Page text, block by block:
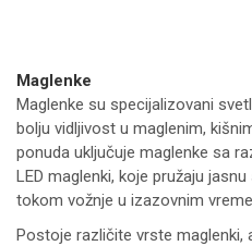
Maglenke
Maglenke su specijalizovani
bolju vidljivost u maglenim,
ponuda uključuje maglenke sa
LED maglenki, koje pružaju
tokom vožnje u izazovnim
Postoje različite vrste maglenki,